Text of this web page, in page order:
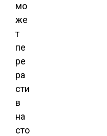
мо
же
т
пе
ре
ра
сти
в
на
сто